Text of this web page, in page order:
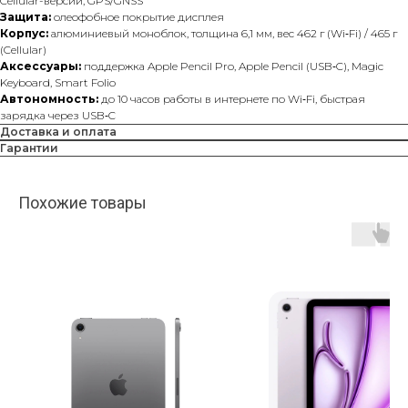
Защита: олеофобное покрытие дисплея
Корпус: алюминиевый моноблок, толщина 6,1 мм, вес 462 г (Wi‑Fi) / 465 г
(Cellular)
Аксессуары: поддержка Apple Pencil Pro, Apple Pencil (USB‑C), Magic
Keyboard, Smart Folio
Автономность: до 10 часов работы в интернете по Wi‑Fi, быстрая
зарядка через USB‑C
Доставка и оплата
Гарантии
Похожие товары